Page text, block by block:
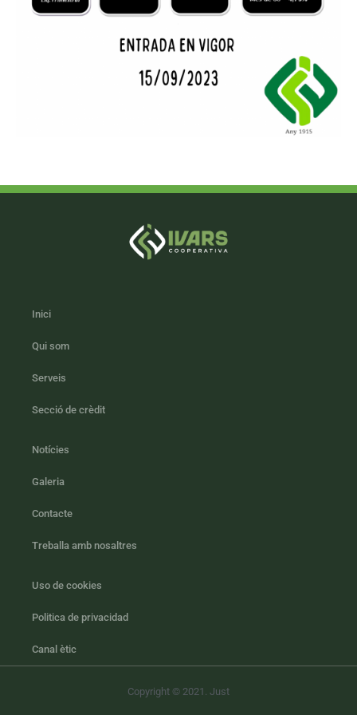
Inici
Qui som
Serveis
Secció de crèdit
Notícies
Galeria
Contacte
Treballa amb nosaltres
Uso de cookies
Politica de privacidad
Canal ètic
Copyright © 2021. Just